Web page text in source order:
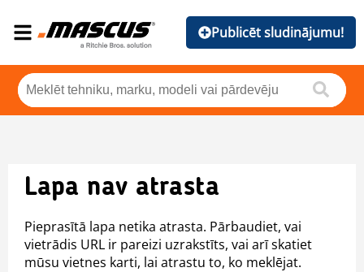
Publicēt sludinājumu!
Lapa nav atrasta
Pieprasītā lapa netika atrasta. Pārbaudiet, vai
vietrādis URL ir pareizi uzrakstīts, vai arī skatiet
mūsu vietnes karti, lai atrastu to, ko meklējat.